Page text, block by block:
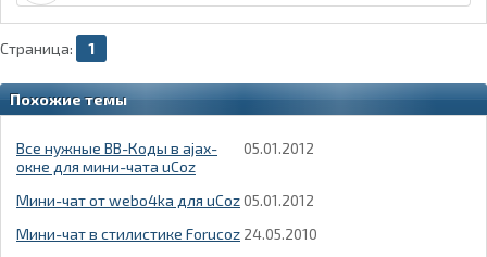
</center>
<!-- //Конец управления профилем -->
Страница: 1
Похожие темы
Все нужные BB-Коды в ajax-
окне для мини-чата uCoz
05.01.2012
Мини-чат от webo4ka для uCoz05.01.2012
Мини-чат в стилистике Forucoz 24.05.2010